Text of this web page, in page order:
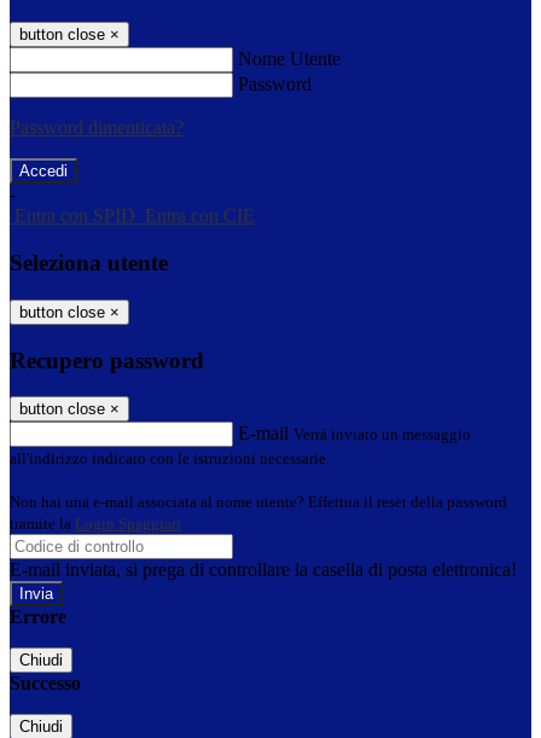
button close ×
Nome Utente
Password
Password dimenticata?
-
Entra con SPID Entra con CIE
Seleziona utente
button close ×
Recupero password
button close ×
E-mail Verrà inviato un messaggio
all'indirizzo indicato con le istruzioni necessarie.
Non hai una e-mail associata al nome utente? Effettua il reset della password
tramite la Login Spaggiari
E-mail inviata, si prega di controllare la casella di posta elettronica!
Errore
Chiudi
Successo
Chiudi